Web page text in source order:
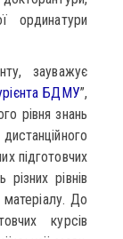
ординатури
зауважує
БДМУ”,
рівня знань
підготовчих
різних рівнів
матеріалу. До
курсів